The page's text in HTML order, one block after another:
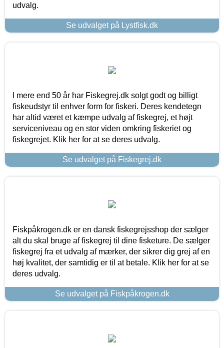
udvalg.
Se udvalget på Lystfisk.dk
I mere end 50 år har Fiskegrej.dk solgt godt og billigt
fiskeudstyr til enhver form for fiskeri. Deres kendetegn
har altid været et kæmpe udvalg af fiskegrej, et højt
serviceniveau og en stor viden omkring fiskeriet og
fiskegrejet. Klik her for at se deres udvalg.
Se udvalget på Fiskegrej.dk
Fiskpåkrogen.dk er en dansk fiskegrejsshop der sælger
alt du skal bruge af fiskegrej til dine fisketure. De sælger
fiskegrej fra et udvalg af mærker, der sikrer dig grej af en
høj kvalitet, der samtidig er til at betale. Klik her for at se
deres udvalg.
Se udvalget på Fiskpåkrogen.dk